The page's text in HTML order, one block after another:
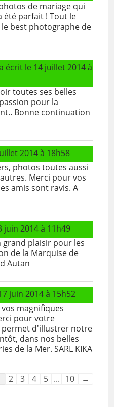
de mariage qui
parfait ! Tout le
best photographe de
écrit le 14 juillet 2014à
toutes ses belles
pour la
Bonne continuation
2014à 18h58
photos toutes aussi
Merci pour vos
amis sont ravis. A
juin 2014à 11h49
plaisir pour les
de la Marquise de
Autan
juin 2014à 15h52
magnifiques
pour votre
d'illustrer notre
dans nos belles
de la Mer. SARL KIKA
2 3 4 5 ... 10 →